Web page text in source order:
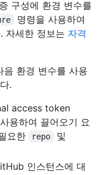
구성에 환경 변수를
명령을 사용하여
자세한 정보는 자격
환경 변수를 사용
.
access token
용하여 끌어오기 요
요한
repo 및
인스턴스에 대